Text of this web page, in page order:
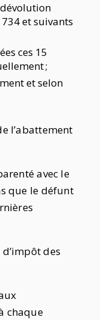
et suivants
ces 15
;
et selon
l’abattement
avec le
que le défunt
des
chaque